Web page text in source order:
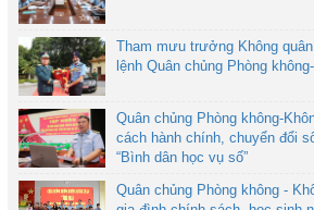
Tham mưu trưởng Không
lệnh Quân chủng Phòng
Quân chủng Phòng không-
cách hành chính, chuyển đổi
“Bình dân học vụ số”
Quân chủng Phòng không -